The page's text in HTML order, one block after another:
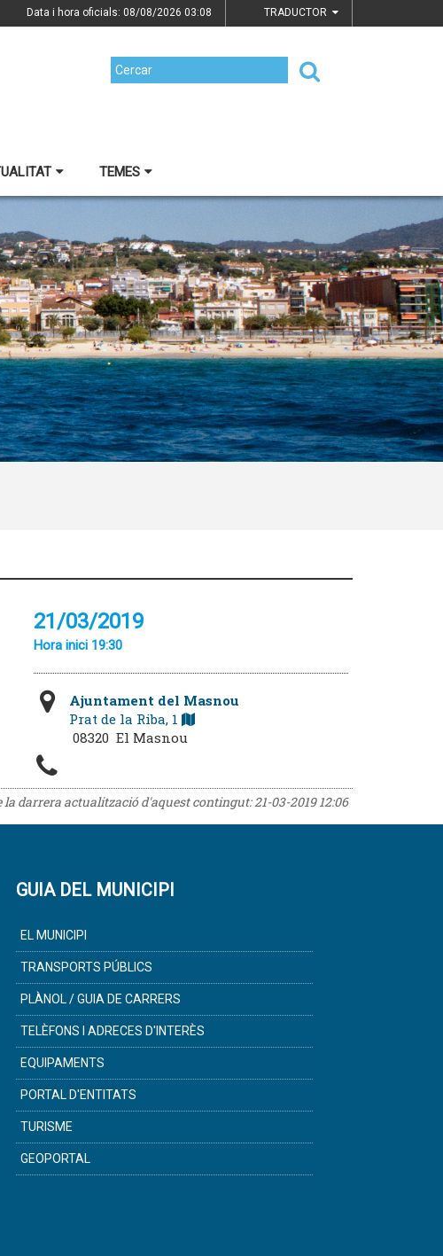
Data i hora oficials: 08/08/2026 03:08 TRADUCTOR
TEMES
21/03/2019
Hora inici 19:30
Ajuntament del Masnou
Prat de la Riba, 1
08320 El Masnou
la darrera actualització d'aquest contingut:21-03-2019 12:06
GUIA DEL MUNICIPI
EL MUNICIPI
TRANSPORTS PÚBLICS
PLÀNOL / GUIA DE CARRERS
TELÈFONS I ADRECES D'INTERÈS
EQUIPAMENTS
PORTAL D'ENTITATS
TURISME
GEOPORTAL